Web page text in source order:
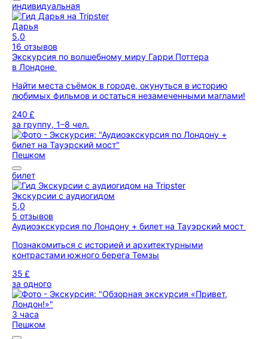
индивидуальная
Дарья
5,0
16 отзывов
Экскурсия по волшебному миру Гарри Поттера
в Лондоне
Найти места съёмок в городе, окунуться в историю
любимых фильмов и остаться незамеченными маглами!
240 £
за группу, 1–8 чел.
Пешком
билет
Экскурсии с аудиогидом
5,0
5 отзывов
Аудиоэкскурсия по Лондону + билет на Тауэрский мост
Познакомиться с историей и архитектурными
контрастами южного берега Темзы
35 £
за одного
3 часа
Пешком